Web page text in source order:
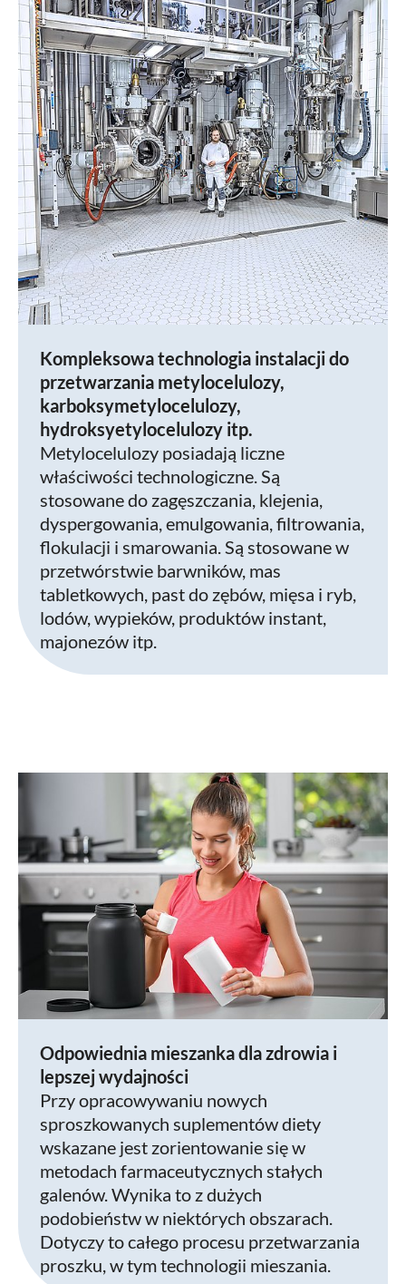
Kompleksowa technologia instalacji do
przetwarzania metylocelulozy,
karboksymetylocelulozy,
hydroksyetylocelulozy itp.
Metylocelulozy posiadają liczne
właściwości technologiczne. Są
stosowane do zagęszczania, klejenia,
dyspergowania, emulgowania, filtrowania,
flokulacji i smarowania. Są stosowane w
przetwórstwie barwników, mas
tabletkowych, past do zębów, mięsa i ryb,
lodów, wypieków, produktów instant,
majonezów itp.
Odpowiednia mieszanka dla zdrowia i
lepszej wydajności
Przy opracowywaniu nowych
sproszkowanych suplementów diety
wskazane jest zorientowanie się w
metodach farmaceutycznych stałych
galenów. Wynika to z dużych
podobieństw w niektórych obszarach.
Dotyczy to całego procesu przetwarzania
proszku, w tym technologii mieszania.